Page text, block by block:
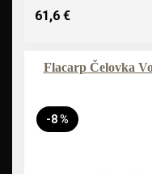
61,6 €
Flacarp Čelovka
-8 %